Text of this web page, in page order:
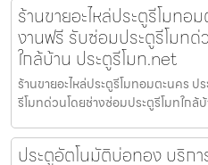
ร้านขายอะไหล่ประตูรีโมทอ
งานฟรี รับซ่อมประตูรีโมทด่
ใกล้บ้าน ประตูรีโมท.net
ร้านขายอะไหล่ประตูรีโมทอมตะนคร
รีโมทด่วนโดยช่างซ่อมประตูรีโมทใก
ประตูอัตโนมัติบ่อทอง บริก